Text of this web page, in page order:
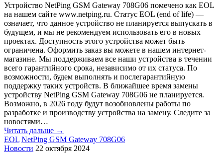
Устройство NetPing GSM Gateway 708G06 помечено как EOL
на нашем сайте www.netping.ru. Статус EOL (end of life) —
означает, что данное устройство не планируется выпускать в
будущем, и мы не рекомендуем использовать его в новых
проектах. Доступность этого устройства может быть
ограничена. Оформить заказ вы можете в нашем интернет-
магазине. Мы поддерживаем все наши устройства в течении
всего гарантийного срока, независимо от их статуса. По
возможности, будем выполнять и послегарантийную
поддержку таких устройств. В ближайшее время замены
устройству NetPing GSM Gateway 708G06 не планируется.
Возможно, в 2026 году будут возобновлены работы по
разработке и производству устройства на замену. Следите за
новостями…
Читать дальше →
EOL NetPing GSM Gateway 708G06
Новости 22 октября 2024